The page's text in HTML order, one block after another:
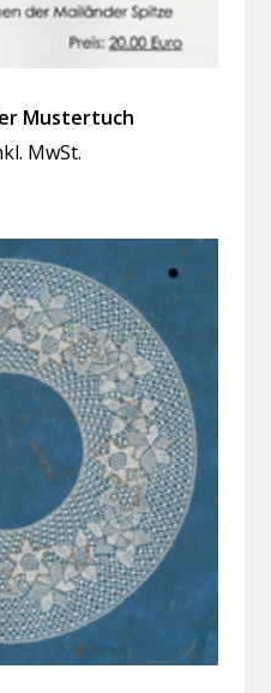
Mustertuch
MwSt.